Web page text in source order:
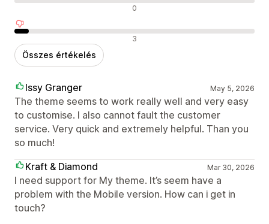
Semleges értékelések 0
Negatív értékelések 3
Összes értékelés
Issy Granger May 5, 2026
The theme seems to work really well and very easy
to customise. I also cannot fault the customer
service. Very quick and extremely helpful. Than you
so much!
Kraft & Diamond
Mar 30, 2026
I need support for My theme. It’s seem have a
problem with the Mobile version. How can i get in
touch?